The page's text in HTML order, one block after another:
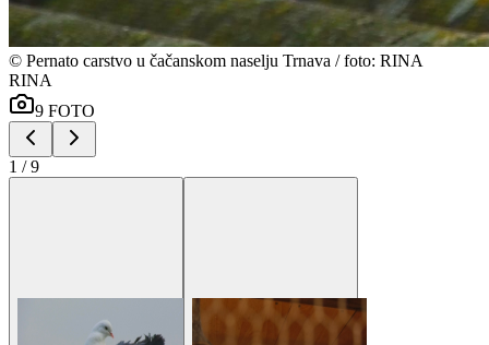
© Pernato carstvo u čačanskom naselju Trnava / foto: RINA
RINA
9 FOTO
1 /9